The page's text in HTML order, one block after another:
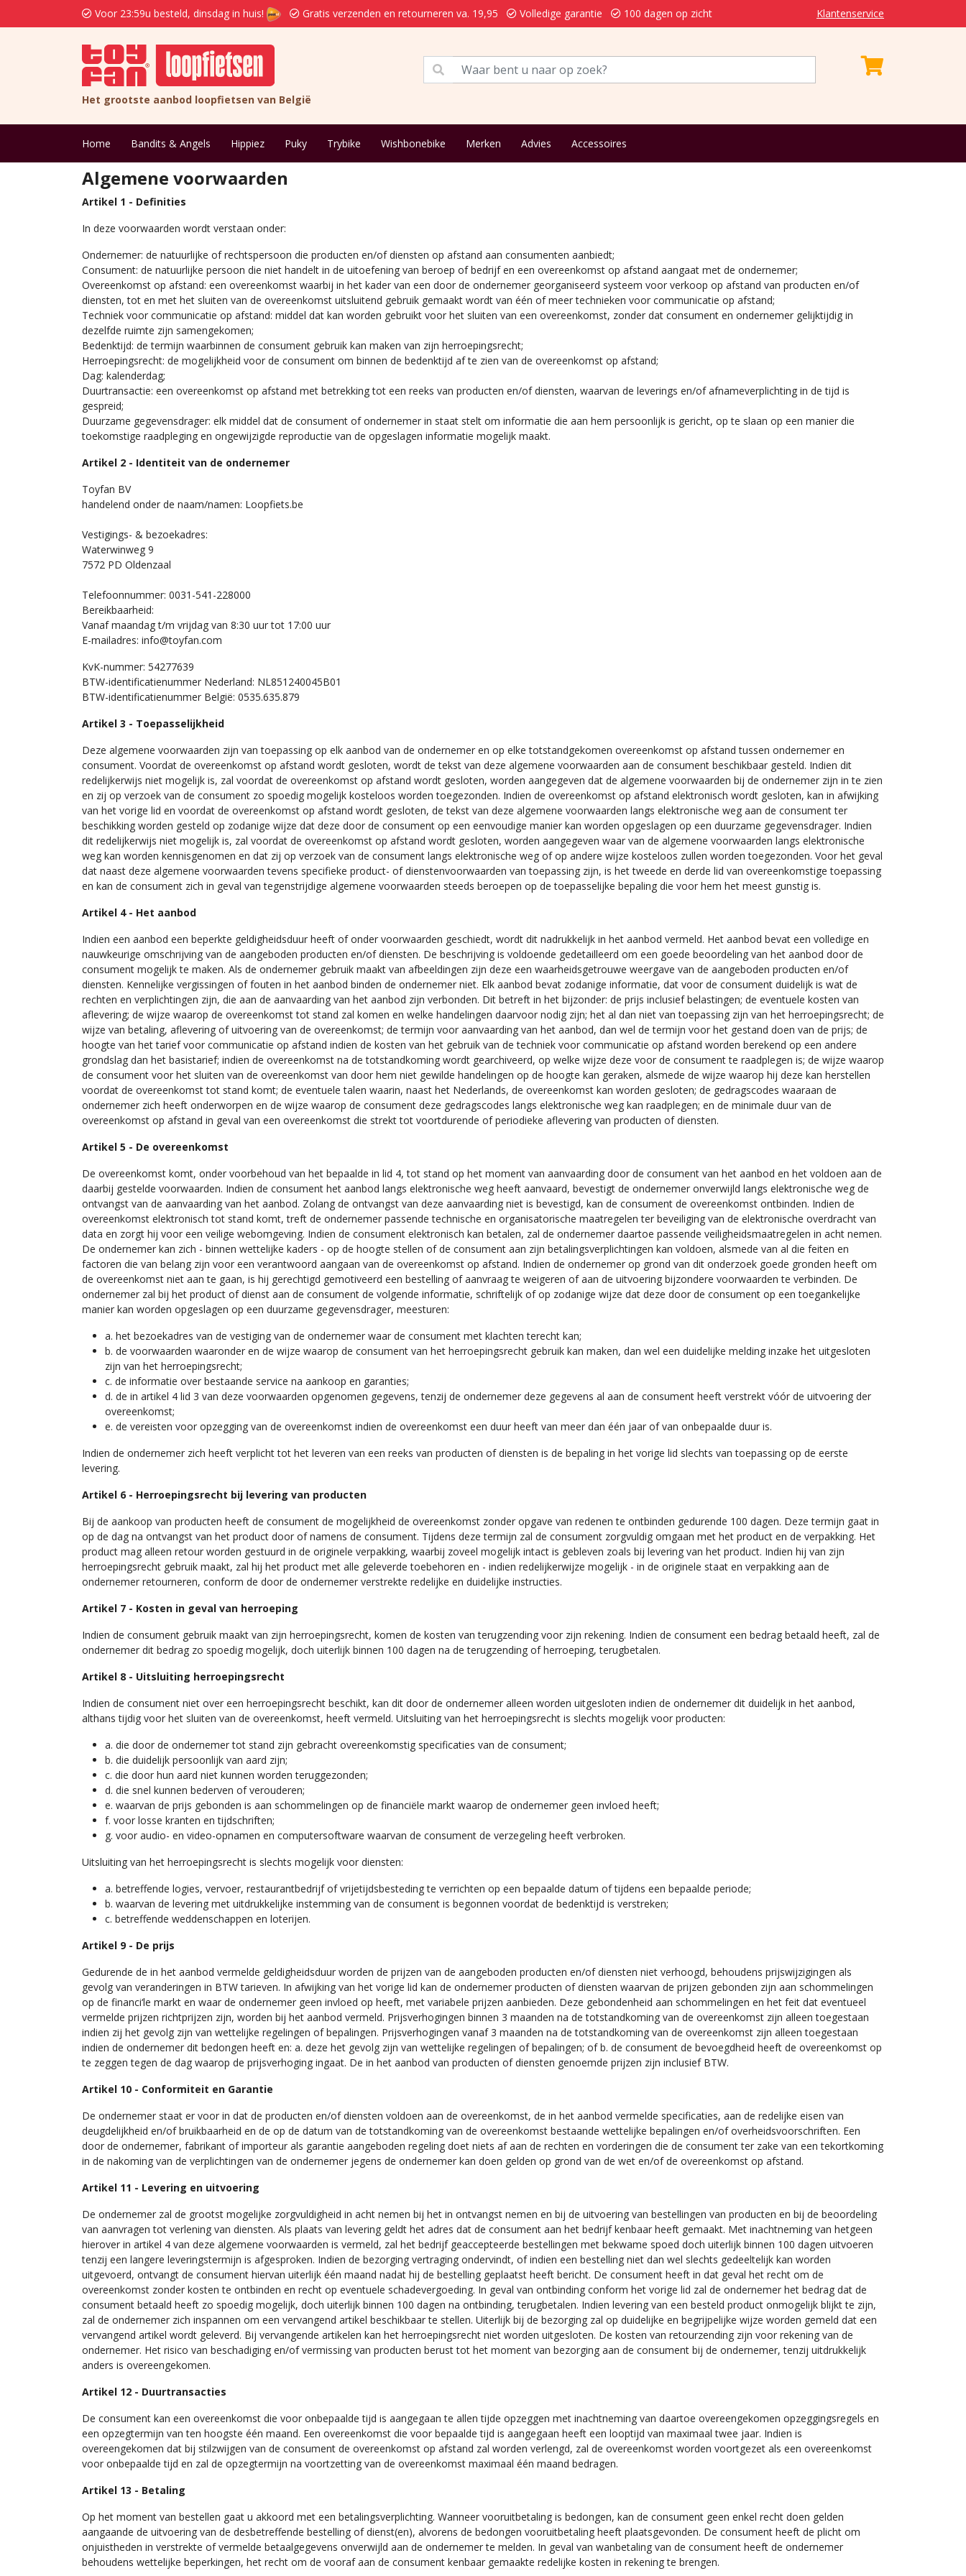
Voor 23:59u besteld, dinsdag in huis! Gratis verzenden en retourneren va. 19,95 Volledige garantie 100 dagen op zicht Klantenservice
Het grootste aanbod loopfietsen van België
Home Bandits & Angels Hippiez Puky Trybike Wishbonebike Merken Advies Accessoires
Algemene voorwaarden
Artikel 1 - Definities
In deze voorwaarden wordt verstaan onder:
Ondernemer: de natuurlijke of rechtspersoon die producten en/of diensten op afstand aan consumenten aanbiedt;
Consument: de natuurlijke persoon die niet handelt in de uitoefening van beroep of bedrijf en een overeenkomst op afstand aangaat met de ondernemer;
Overeenkomst op afstand: een overeenkomst waarbij in het kader van een door de ondernemer georganiseerd systeem voor verkoop op afstand van producten en/of
diensten, tot en met het sluiten van de overeenkomst uitsluitend gebruik gemaakt wordt van één of meer technieken voor communicatie op afstand;
Techniek voor communicatie op afstand: middel dat kan worden gebruikt voor het sluiten van een overeenkomst, zonder dat consument en ondernemer gelijktijdig in
dezelfde ruimte zijn samengekomen;
Bedenktijd: de termijn waarbinnen de consument gebruik kan maken van zijn herroepingsrecht;
Herroepingsrecht: de mogelijkheid voor de consument om binnen de bedenktijd af te zien van de overeenkomst op afstand;
Dag: kalenderdag;
Duurtransactie: een overeenkomst op afstand met betrekking tot een reeks van producten en/of diensten, waarvan de leverings en/of afnameverplichting in de tijd is
gespreid;
Duurzame gegevensdrager: elk middel dat de consument of ondernemer in staat stelt om informatie die aan hem persoonlijk is gericht, op te slaan op een manier die
toekomstige raadpleging en ongewijzigde reproductie van de opgeslagen informatie mogelijk maakt.
Artikel 2 - Identiteit van de ondernemer
Toyfan BV
handelend onder de naam/namen: Loopfiets.be
Vestigings- & bezoekadres:
Waterwinweg 9
7572 PD Oldenzaal
Telefoonnummer: 0031-541-228000
Bereikbaarheid:
Vanaf maandag t/m vrijdag van 8:30 uur tot 17:00 uur
E-mailadres: info@toyfan.com
KvK-nummer: 54277639
BTW-identificatienummer Nederland: NL851240045B01
BTW-identificatienummer België: 0535.635.879
Artikel 3 - Toepasselijkheid
Deze algemene voorwaarden zijn van toepassing op elk aanbod van de ondernemer en op elke totstandgekomen overeenkomst op afstand tussen ondernemer en
consument. Voordat de overeenkomst op afstand wordt gesloten, wordt de tekst van deze algemene voorwaarden aan de consument beschikbaar gesteld. Indien dit
redelijkerwijs niet mogelijk is, zal voordat de overeenkomst op afstand wordt gesloten, worden aangegeven dat de algemene voorwaarden bij de ondernemer zijn in te zien
en zij op verzoek van de consument zo spoedig mogelijk kosteloos worden toegezonden. Indien de overeenkomst op afstand elektronisch wordt gesloten, kan in afwijking
van het vorige lid en voordat de overeenkomst op afstand wordt gesloten, de tekst van deze algemene voorwaarden langs elektronische weg aan de consument ter
beschikking worden gesteld op zodanige wijze dat deze door de consument op een eenvoudige manier kan worden opgeslagen op een duurzame gegevensdrager. Indien
dit redelijkerwijs niet mogelijk is, zal voordat de overeenkomst op afstand wordt gesloten, worden aangegeven waar van de algemene voorwaarden langs elektronische
weg kan worden kennisgenomen en dat zij op verzoek van de consument langs elektronische weg of op andere wijze kosteloos zullen worden toegezonden. Voor het geval
dat naast deze algemene voorwaarden tevens specifieke product- of dienstenvoorwaarden van toepassing zijn, is het tweede en derde lid van overeenkomstige toepassing
en kan de consument zich in geval van tegenstrijdige algemene voorwaarden steeds beroepen op de toepasselijke bepaling die voor hem het meest gunstig is.
Artikel 4 - Het aanbod
Indien een aanbod een beperkte geldigheidsduur heeft of onder voorwaarden geschiedt, wordt dit nadrukkelijk in het aanbod vermeld. Het aanbod bevat een volledige en
nauwkeurige omschrijving van de aangeboden producten en/of diensten. De beschrijving is voldoende gedetailleerd om een goede beoordeling van het aanbod door de
consument mogelijk te maken. Als de ondernemer gebruik maakt van afbeeldingen zijn deze een waarheidsgetrouwe weergave van de aangeboden producten en/of
diensten. Kennelijke vergissingen of fouten in het aanbod binden de ondernemer niet. Elk aanbod bevat zodanige informatie, dat voor de consument duidelijk is wat de
rechten en verplichtingen zijn, die aan de aanvaarding van het aanbod zijn verbonden. Dit betreft in het bijzonder: de prijs inclusief belastingen; de eventuele kosten van
aflevering; de wijze waarop de overeenkomst tot stand zal komen en welke handelingen daarvoor nodig zijn; het al dan niet van toepassing zijn van het herroepingsrecht; de
wijze van betaling, aflevering of uitvoering van de overeenkomst; de termijn voor aanvaarding van het aanbod, dan wel de termijn voor het gestand doen van de prijs; de
hoogte van het tarief voor communicatie op afstand indien de kosten van het gebruik van de techniek voor communicatie op afstand worden berekend op een andere
grondslag dan het basistarief; indien de overeenkomst na de totstandkoming wordt gearchiveerd, op welke wijze deze voor de consument te raadplegen is; de wijze waarop
de consument voor het sluiten van de overeenkomst van door hem niet gewilde handelingen op de hoogte kan geraken, alsmede de wijze waarop hij deze kan herstellen
voordat de overeenkomst tot stand komt; de eventuele talen waarin, naast het Nederlands, de overeenkomst kan worden gesloten; de gedragscodes waaraan de
ondernemer zich heeft onderworpen en de wijze waarop de consument deze gedragscodes langs elektronische weg kan raadplegen; en de minimale duur van de
overeenkomst op afstand in geval van een overeenkomst die strekt tot voortdurende of periodieke aflevering van producten of diensten.
Artikel 5 - De overeenkomst
De overeenkomst komt, onder voorbehoud van het bepaalde in lid 4, tot stand op het moment van aanvaarding door de consument van het aanbod en het voldoen aan de
daarbij gestelde voorwaarden. Indien de consument het aanbod langs elektronische weg heeft aanvaard, bevestigt de ondernemer onverwijld langs elektronische weg de
ontvangst van de aanvaarding van het aanbod. Zolang de ontvangst van deze aanvaarding niet is bevestigd, kan de consument de overeenkomst ontbinden. Indien de
overeenkomst elektronisch tot stand komt, treft de ondernemer passende technische en organisatorische maatregelen ter beveiliging van de elektronische overdracht van
data en zorgt hij voor een veilige webomgeving. Indien de consument elektronisch kan betalen, zal de ondernemer daartoe passende veiligheidsmaatregelen in acht nemen.
De ondernemer kan zich - binnen wettelijke kaders - op de hoogte stellen of de consument aan zijn betalingsverplichtingen kan voldoen, alsmede van al die feiten en
factoren die van belang zijn voor een verantwoord aangaan van de overeenkomst op afstand. Indien de ondernemer op grond van dit onderzoek goede gronden heeft om
de overeenkomst niet aan te gaan, is hij gerechtigd gemotiveerd een bestelling of aanvraag te weigeren of aan de uitvoering bijzondere voorwaarden te verbinden. De
ondernemer zal bij het product of dienst aan de consument de volgende informatie, schriftelijk of op zodanige wijze dat deze door de consument op een toegankelijke
manier kan worden opgeslagen op een duurzame gegevensdrager, meesturen:
a. het bezoekadres van de vestiging van de ondernemer waar de consument met klachten terecht kan;
b. de voorwaarden waaronder en de wijze waarop de consument van het herroepingsrecht gebruik kan maken, dan wel een duidelijke melding inzake het uitgesloten
zijn van het herroepingsrecht;
c. de informatie over bestaande service na aankoop en garanties;
d. de in artikel 4 lid 3 van deze voorwaarden opgenomen gegevens, tenzij de ondernemer deze gegevens al aan de consument heeft verstrekt vóór de uitvoering der
overeenkomst;
e. de vereisten voor opzegging van de overeenkomst indien de overeenkomst een duur heeft van meer dan één jaar of van onbepaalde duur is.
Indien de ondernemer zich heeft verplicht tot het leveren van een reeks van producten of diensten is de bepaling in het vorige lid slechts van toepassing op de eerste
levering.
Artikel 6 - Herroepingsrecht bij levering van producten
Bij de aankoop van producten heeft de consument de mogelijkheid de overeenkomst zonder opgave van redenen te ontbinden gedurende 100 dagen. Deze termijn gaat in
op de dag na ontvangst van het product door of namens de consument. Tijdens deze termijn zal de consument zorgvuldig omgaan met het product en de verpakking. Het
product mag alleen retour worden gestuurd in de originele verpakking, waarbij zoveel mogelijk intact is gebleven zoals bij levering van het product. Indien hij van zijn
herroepingsrecht gebruik maakt, zal hij het product met alle geleverde toebehoren en - indien redelijkerwijze mogelijk - in de originele staat en verpakking aan de
ondernemer retourneren, conform de door de ondernemer verstrekte redelijke en duidelijke instructies.
Artikel 7 - Kosten in geval van herroeping
Indien de consument gebruik maakt van zijn herroepingsrecht, komen de kosten van terugzending voor zijn rekening. Indien de consument een bedrag betaald heeft, zal de
ondernemer dit bedrag zo spoedig mogelijk, doch uiterlijk binnen 100 dagen na de terugzending of herroeping, terugbetalen.
Artikel 8 - Uitsluiting herroepingsrecht
Indien de consument niet over een herroepingsrecht beschikt, kan dit door de ondernemer alleen worden uitgesloten indien de ondernemer dit duidelijk in het aanbod,
althans tijdig voor het sluiten van de overeenkomst, heeft vermeld. Uitsluiting van het herroepingsrecht is slechts mogelijk voor producten:
a. die door de ondernemer tot stand zijn gebracht overeenkomstig specificaties van de consument;
b. die duidelijk persoonlijk van aard zijn;
c. die door hun aard niet kunnen worden teruggezonden;
d. die snel kunnen bederven of verouderen;
e. waarvan de prijs gebonden is aan schommelingen op de financiële markt waarop de ondernemer geen invloed heeft;
f. voor losse kranten en tijdschriften;
g. voor audio- en video-opnamen en computersoftware waarvan de consument de verzegeling heeft verbroken.
Uitsluiting van het herroepingsrecht is slechts mogelijk voor diensten:
a. betreffende logies, vervoer, restaurantbedrijf of vrijetijdsbesteding te verrichten op een bepaalde datum of tijdens een bepaalde periode;
b. waarvan de levering met uitdrukkelijke instemming van de consument is begonnen voordat de bedenktijd is verstreken;
c. betreffende weddenschappen en loterijen.
Artikel 9 - De prijs
Gedurende de in het aanbod vermelde geldigheidsduur worden de prijzen van de aangeboden producten en/of diensten niet verhoogd, behoudens prijswijzigingen als
gevolg van veranderingen in BTW tarieven. In afwijking van het vorige lid kan de ondernemer producten of diensten waarvan de prijzen gebonden zijn aan schommelingen
op de financi‘le markt en waar de ondernemer geen invloed op heeft, met variabele prijzen aanbieden. Deze gebondenheid aan schommelingen en het feit dat eventueel
vermelde prijzen richtprijzen zijn, worden bij het aanbod vermeld. Prijsverhogingen binnen 3 maanden na de totstandkoming van de overeenkomst zijn alleen toegestaan
indien zij het gevolg zijn van wettelijke regelingen of bepalingen. Prijsverhogingen vanaf 3 maanden na de totstandkoming van de overeenkomst zijn alleen toegestaan
indien de ondernemer dit bedongen heeft en: a. deze het gevolg zijn van wettelijke regelingen of bepalingen; of b. de consument de bevoegdheid heeft de overeenkomst op
te zeggen tegen de dag waarop de prijsverhoging ingaat. De in het aanbod van producten of diensten genoemde prijzen zijn inclusief BTW.
Artikel 10 - Conformiteit en Garantie
De ondernemer staat er voor in dat de producten en/of diensten voldoen aan de overeenkomst, de in het aanbod vermelde specificaties, aan de redelijke eisen van
deugdelijkheid en/of bruikbaarheid en de op de datum van de totstandkoming van de overeenkomst bestaande wettelijke bepalingen en/of overheidsvoorschriften. Een
door de ondernemer, fabrikant of importeur als garantie aangeboden regeling doet niets af aan de rechten en vorderingen die de consument ter zake van een tekortkoming
in de nakoming van de verplichtingen van de ondernemer jegens de ondernemer kan doen gelden op grond van de wet en/of de overeenkomst op afstand.
Artikel 11 - Levering en uitvoering
De ondernemer zal de grootst mogelijke zorgvuldigheid in acht nemen bij het in ontvangst nemen en bij de uitvoering van bestellingen van producten en bij de beoordeling
van aanvragen tot verlening van diensten. Als plaats van levering geldt het adres dat de consument aan het bedrijf kenbaar heeft gemaakt. Met inachtneming van hetgeen
hierover in artikel 4 van deze algemene voorwaarden is vermeld, zal het bedrijf geaccepteerde bestellingen met bekwame spoed doch uiterlijk binnen 100 dagen uitvoeren
tenzij een langere leveringstermijn is afgesproken. Indien de bezorging vertraging ondervindt, of indien een bestelling niet dan wel slechts gedeeltelijk kan worden
uitgevoerd, ontvangt de consument hiervan uiterlijk één maand nadat hij de bestelling geplaatst heeft bericht. De consument heeft in dat geval het recht om de
overeenkomst zonder kosten te ontbinden en recht op eventuele schadevergoeding. In geval van ontbinding conform het vorige lid zal de ondernemer het bedrag dat de
consument betaald heeft zo spoedig mogelijk, doch uiterlijk binnen 100 dagen na ontbinding, terugbetalen. Indien levering van een besteld product onmogelijk blijkt te zijn,
zal de ondernemer zich inspannen om een vervangend artikel beschikbaar te stellen. Uiterlijk bij de bezorging zal op duidelijke en begrijpelijke wijze worden gemeld dat een
vervangend artikel wordt geleverd. Bij vervangende artikelen kan het herroepingsrecht niet worden uitgesloten. De kosten van retourzending zijn voor rekening van de
ondernemer. Het risico van beschadiging en/of vermissing van producten berust tot het moment van bezorging aan de consument bij de ondernemer, tenzij uitdrukkelijk
anders is overeengekomen.
Artikel 12 - Duurtransacties
De consument kan een overeenkomst die voor onbepaalde tijd is aangegaan te allen tijde opzeggen met inachtneming van daartoe overeengekomen opzeggingsregels en
een opzegtermijn van ten hoogste één maand. Een overeenkomst die voor bepaalde tijd is aangegaan heeft een looptijd van maximaal twee jaar. Indien is
overeengekomen dat bij stilzwijgen van de consument de overeenkomst op afstand zal worden verlengd, zal de overeenkomst worden voortgezet als een overeenkomst
voor onbepaalde tijd en zal de opzegtermijn na voortzetting van de overeenkomst maximaal één maand bedragen.
Artikel 13 - Betaling
Op het moment van bestellen gaat u akkoord met een betalingsverplichting. Wanneer vooruitbetaling is bedongen, kan de consument geen enkel recht doen gelden
aangaande de uitvoering van de desbetreffende bestelling of dienst(en), alvorens de bedongen vooruitbetaling heeft plaatsgevonden. De consument heeft de plicht om
onjuistheden in verstrekte of vermelde betaalgegevens onverwijld aan de ondernemer te melden. In geval van wanbetaling van de consument heeft de ondernemer
behoudens wettelijke beperkingen, het recht om de vooraf aan de consument kenbaar gemaakte redelijke kosten in rekening te brengen.